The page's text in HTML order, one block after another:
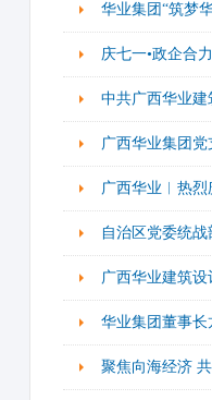
华业集团“筑梦
庆七一•政企合
中共广西华业
广西华业集团
广西华业︱热
自治区党委统
广西华业建筑
华业集团董事长
聚焦向海经济